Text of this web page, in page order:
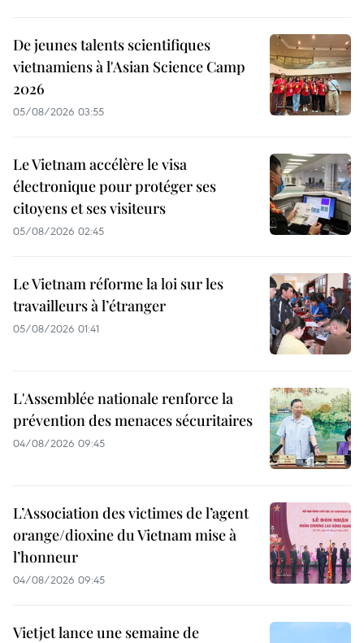
De jeunes talents scientifiques
vietnamiens à l'Asian Science Camp
2026
05/08/2026 03:55
Le Vietnam accélère le visa
électronique pour protéger ses
citoyens et ses visiteurs
05/08/2026 02:45
Le Vietnam réforme la loi sur les
travailleurs à l’étranger
05/08/2026 01:41
L'Assemblée nationale renforce la
prévention des menaces sécuritaires
04/08/2026 09:45
L’Association des victimes de l’agent
orange/dioxine du Vietnam mise à
l’honneur
04/08/2026 09:45
Vietjet lance une semaine de